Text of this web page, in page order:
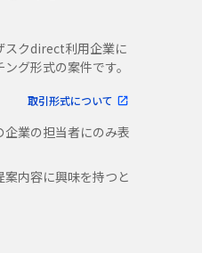
スクdirect利用企業に
グ形式の案件です。
取引形式について
業の担当者にのみ表
内容に興味を持つと